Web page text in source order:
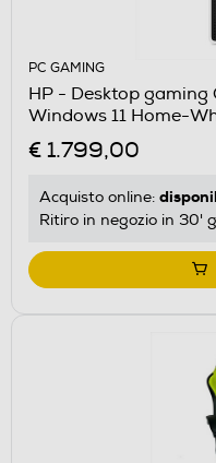
PC GAMING
HP - Desktop
Windows 11 Home-
€ 1.799,00
Acquisto online:
Ritiro in negozio in 30'